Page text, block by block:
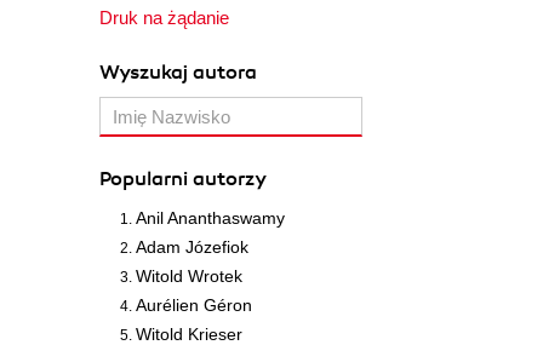
Druk na żądanie
Wyszukaj autora
Popularni autorzy
Anil Ananthaswamy
Adam Józefiok
Witold Wrotek
Aurélien Géron
Witold Krieser